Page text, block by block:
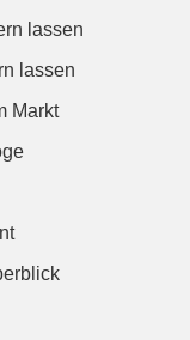
lassen
lassen
Markt